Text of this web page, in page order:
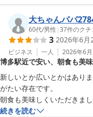
す。
新規ビルも開業し、より
ればと存じます。
今後共当ホテルを宜しくお
お客様のお越しを心より
博多駅前エスビーホテル
2026-07-27
大ちゃんパパ
60代/男性 |37件のクチ
3 2026年6月
ビジネス 一人 2026年6月
博多駅近で安い、朝食も美
新しいとか広いとかはあり
がたい存在です。
朝食も美味しくいただきまし
続きを読む